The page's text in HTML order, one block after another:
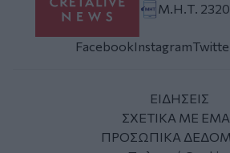
Μ.Η.Τ.
FacebookInstagram
ΕΙΔΗΣΕΙΣ
ΣΧΕΤΙΚΑ ΜΕ
ΠΡΟΣΩΠΙΚΑ